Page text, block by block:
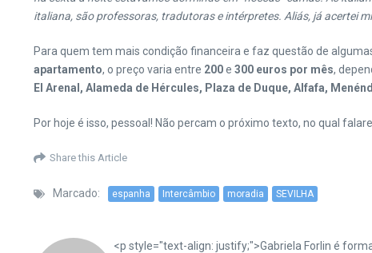
italiana, são professoras, tradutoras e intérpretes. Aliás, já acertei
Para quem tem mais condição financeira e faz questão de
apartamento, o preço varia entre 200e 300 euros por mês,
El Arenal, Alameda de Hércules, Plaza de Duque, Alfafa,
Por hoje é isso, pessoal! Não percam o próximo texto, no qual
Share this Article
Marcado: espanha Intercâmbio moradia SEVILHA
<p style="text-align: justify;">Gabriela Forlin é